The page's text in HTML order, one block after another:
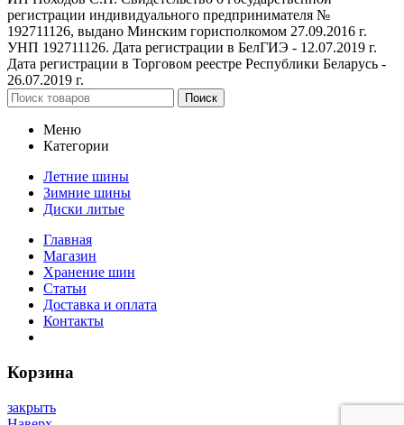
регистрации индивидуального предпринимателя №
192711126, выдано Минским горисполкомом 27.09.2016 г.
УНП 192711126. Дата регистрации в БелГИЭ - 12.07.2019 г.
Дата регистрации в Торговом реестре Республики Беларусь -
26.07.2019 г.
Поиск
Меню
Категории
Летние шины
Зимние шины
Диски литые
Главная
Магазин
Хранение шин
Статьи
Доставка и оплата
Контакты
Корзина
закрыть